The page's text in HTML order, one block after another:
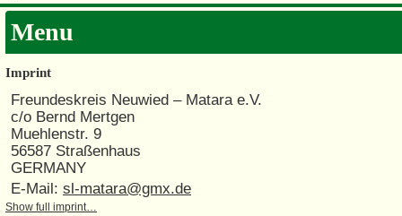
Menu
Imprint
Freundeskreis Neuwied – Matara e.V.
c/o Bernd Mertgen
Muehlenstr. 9
56587 Straßenhaus
GERMANY
E-Mail: sl-matara@gmx.de
Show full imprint…